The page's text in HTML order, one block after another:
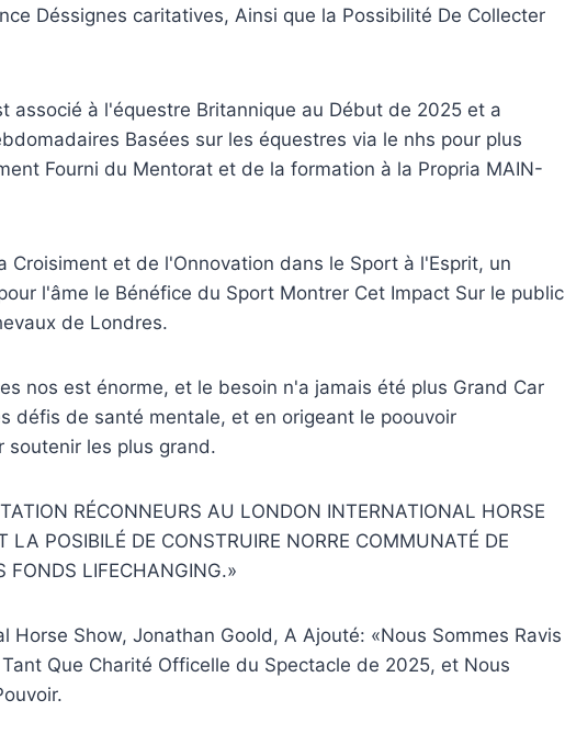
Déssignes caritatives, Ainsi que la Possibilité De Collecter
associé à l'équestre Britannique au Début de 2025 et a
Basées sur les équestres via le nhs pour plus
Fourni du Mentorat et de la formation à la Propria MAIN-
Croisiment et de l'Onnovation dans le Sport à l'Esprit, un
l'âme le Bénéfice du Sport Montrer Cet Impact Sur le public
de Londres.
nos est énorme, et le besoin n'a jamais été plus Grand Car
défis de santé mentale, et en origeant le poouvoir
soutenir les plus grand.
RÉCONNEURS AU LONDON INTERNATIONAL HORSE
LA POSIBILÉ DE CONSTRUIRE NORRE COMMUNATÉ DE
FONDS LIFECHANGING.»
Horse Show, Jonathan Goold, A Ajouté: «Nous Sommes Ravis
Que Charité Officelle du Spectacle de 2025, et Nous